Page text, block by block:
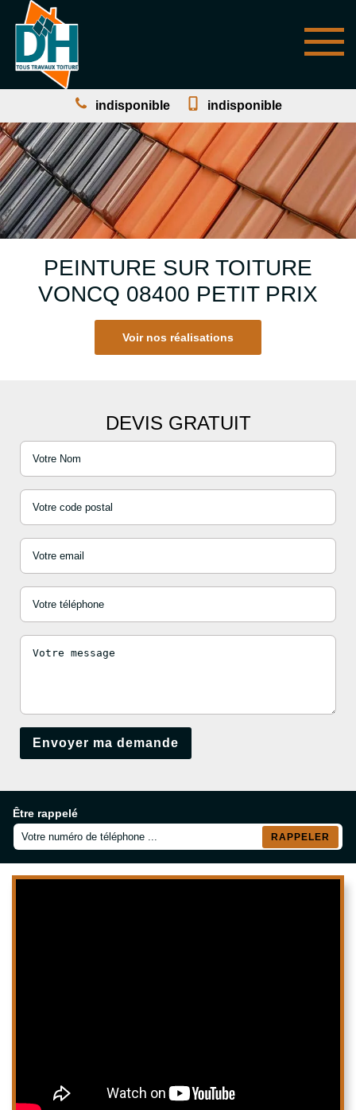
indisponible indisponible
PEINTURE SUR TOITURE
VONCQ 08400 PETIT PRIX
Voir nos réalisations
DEVIS GRATUIT
Être rappelé